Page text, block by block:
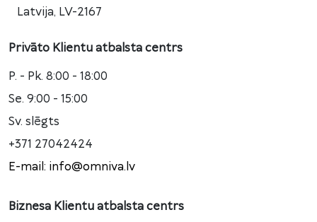
Latvija, LV-2167
Privāto Klientu atbalsta centrs
P. - Pk. 8:00 - 18:00
Se. 9:00 - 15:00
Sv. slēgts
+371 27042424
E-mail: info@omniva.lv
Biznesa Klientu atbalsta centrs